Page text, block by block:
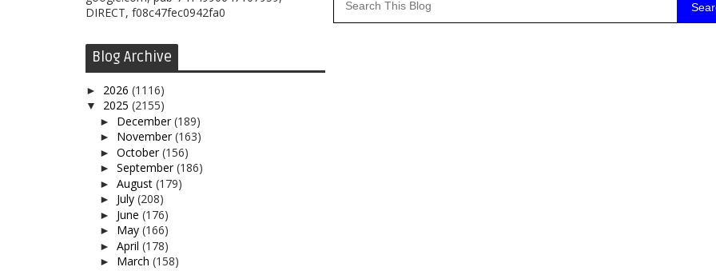
DIRECT, f08c47fec0942fa0
Blog Archive
► 2026 (1116)
▼ 2025 (2155)
► December(189)
► November(163)
► October(156)
► September(186)
► August (179)
► July (208)
► June (176)
► May (166)
► April (178)
► March (158)